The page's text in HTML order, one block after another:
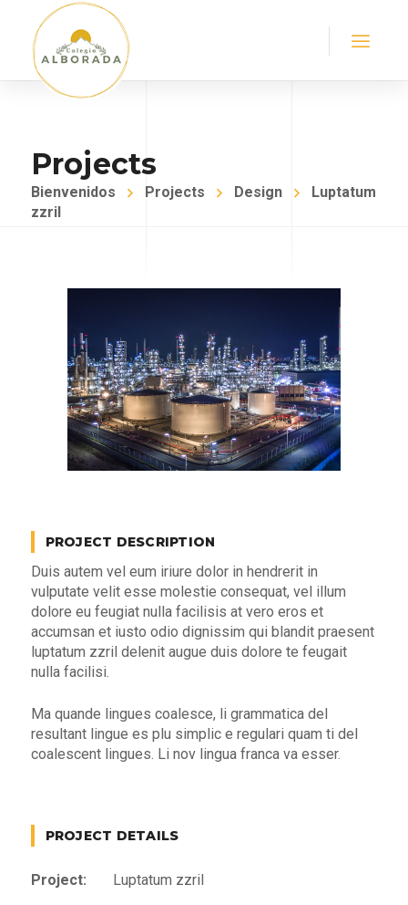
Projects
Bienvenidos Projects Design
Luptatum
zzril
PROJECT DESCRIPTION
Duis autem vel eum iriure dolor in hendrerit in
vulputate velit esse molestie consequat, vel illum
dolore eu feugiat nulla facilisis at vero eros et
accumsan et iusto odio dignissim qui blandit praesent
luptatum zzril delenit augue duis dolore te feugait
nulla facilisi.
Ma quande lingues coalesce, li grammatica del
resultant lingue es plu simplic e regulari quam ti del
coalescent lingues. Li nov lingua franca va esser.
PROJECT DETAILS
Project:
Luptatum zzril